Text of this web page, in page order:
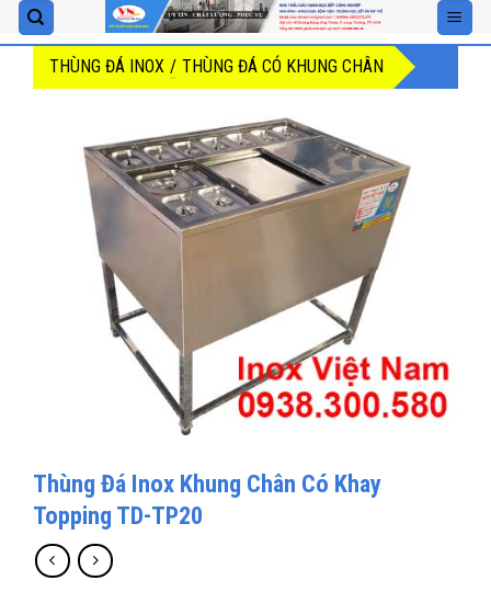
Skip
to
contentTHÙNG ĐÁ INOX / THÙNG ĐÁ CÓ KHUNG CHÂN
Thùng Đá Inox Khung Chân Có Khay
Topping TD-TP20